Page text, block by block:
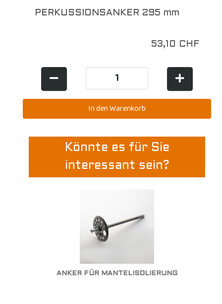
PERKUSSIONSANKER 295 mm
53,10 CHF
Könnte es für Sie
interessant sein?
ANKER FÜR MANTELISOLIERUNG